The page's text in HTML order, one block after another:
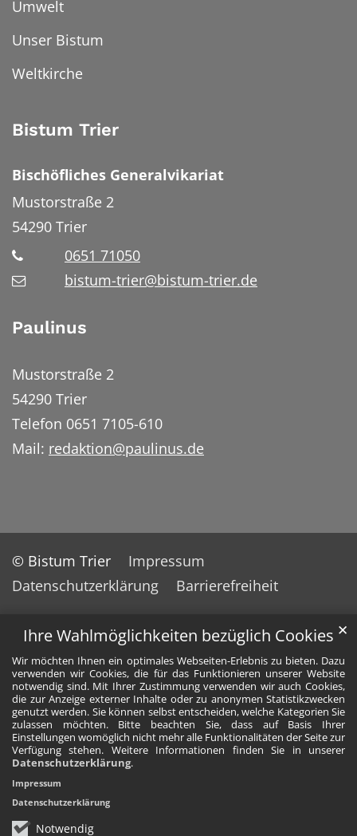
Ihre Wahlmöglichkeiten bezüglich Cookies
Wir möchten Ihnen ein optimales Webseiten-Erlebnis zu bieten. Dazu
verwenden wir Cookies, die für das Funktionieren unserer Website
notwendig sind. Mit Ihrer Zustimmung verwenden wir auch Cookies,
die zur Anzeige externer Inhalte oder zu anonymen Statistikzwecken
genutzt werden. Sie können selbst entscheiden, welche Kategorien Sie
zulassen möchten. Bitte beachten Sie, dass auf Basis Ihrer
Einstellungen womöglich nicht mehr alle Funktionalitäten der Seite zur
Verfügung stehen. Weitere Informationen finden Sie in unserer
Datenschutzerklärung.
Notwendig
✕
Impressum
Datenschutzerklärung
Umwelt
Unser Bistum
Weltkirche
Bistum Trier
Bischöfliches Generalvikariat
Mustorstraße 2
54290 Trier
0651 71050
bistum-trier@bistum-trier.de
Paulinus
Mustorstraße 2
54290 Trier
Telefon 0651 7105-610
Mail: redaktion@paulinus.de
© Bistum Trier
Impressum
Datenschutzerklärung
Barrierefreiheit